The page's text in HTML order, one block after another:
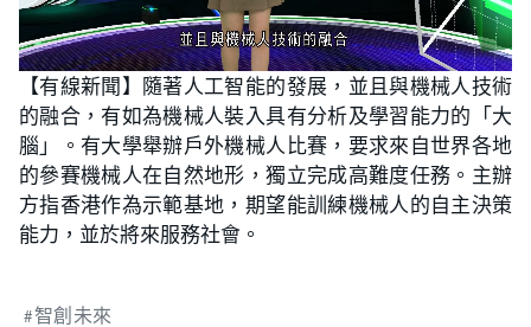
U
n
m
t
e
L
o
a
d
e
d
:
1
.
9
4
%
【有線新聞】隨著人工智能的發展，並且與機械人技術
的融合，有如為機械人裝入具有分析及學習能力的「大
腦」。有大學舉辦戶外機械人比賽，要求來自世界各地
的參賽機械人在自然地形，獨立完成高難度任務。主辦
方指香港作為示範基地，期望能訓練機械人的自主決策
能力，並於將來服務社會。
智創未來